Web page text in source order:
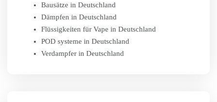
Bausätze in Deutschland
Dämpfen in Deutschland
Flüssigkeiten für Vape in Deutschland
POD systeme in Deutschland
Verdampfer in Deutschland